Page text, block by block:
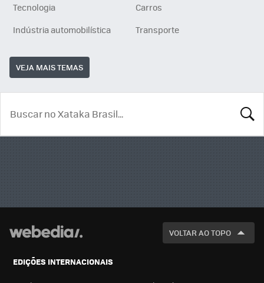
Tecnologia
Carros
Indústria automobilística
Transporte
VEJA MAIS TEMAS
VOLTAR AO TOPO
EDIÇÕES INTERNACIONAIS